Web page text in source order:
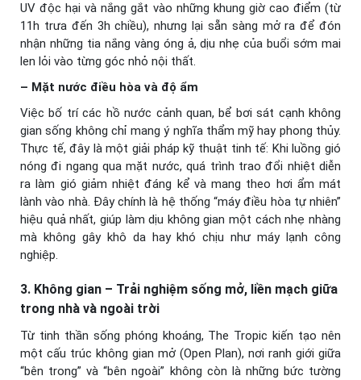
UV độc hại và nắng gắt vào những khung giờ cao điểm (từ
11h trưa đến 3h chiều), nhưng lại sẵn sàng mở ra để đón
nhận những tia nắng vàng óng ả, dịu nhẹ của buổi sớm mai
len lỏi vào từng góc nhỏ nội thất.
– Mặt nước điều hòa và độ ẩm
Việc bố trí các hồ nước cảnh quan, bể bơi sát cạnh không
gian sống không chỉ mang ý nghĩa thẩm mỹ hay phong thủy.
Thực tế, đây là một giải pháp kỹ thuật tinh tế: Khi luồng gió
nóng đi ngang qua mặt nước, quá trình trao đổi nhiệt diễn
ra làm gió giảm nhiệt đáng kể và mang theo hơi ẩm mát
lành vào nhà. Đây chính là hệ thống “máy điều hòa tự nhiên”
hiệu quả nhất, giúp làm dịu không gian một cách nhẹ nhàng
mà không gây khô da hay khó chịu như máy lạnh công
nghiệp.
3. Không gian – Trải nghiệm sống mở, liền mạch giữa
trong nhà và ngoài trời
Từ tinh thần sống phóng khoáng, The Tropic kiến tạo nên
một cấu trúc không gian mở (Open Plan), nơi ranh giới giữa
“bên trong” và “bên ngoài” không còn là những bức tường